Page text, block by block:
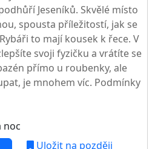
Jeseníků. Skvělé místo
spousta příležitostí, jak se
to mají kousek k řece. V
svoji fyzičku a vrátíte se
přímo u roubenky, ale
je mnohem víc. Podmínky
noc
Uložit na později